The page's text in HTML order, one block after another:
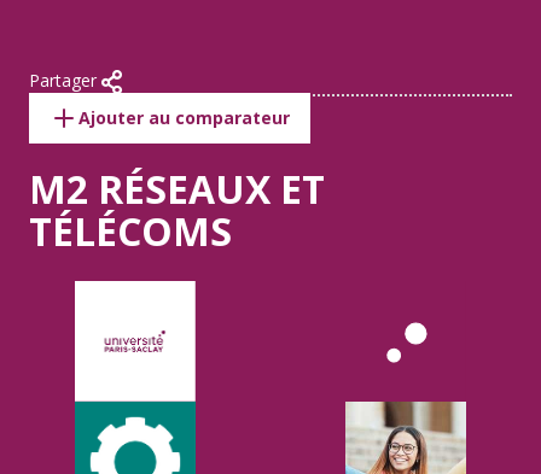
Partager
Ajouter au comparateur
M2 RÉSEAUX ET
TÉLÉCOMS